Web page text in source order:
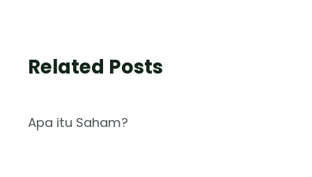
Related Posts
Apa itu Saham?